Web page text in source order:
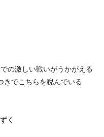
の激しい戦いがうかがえる
きでこちらを睨んでいる
く